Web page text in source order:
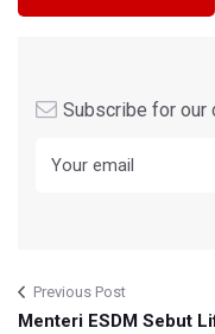
Subscribe for our
Previous Post
Menteri ESDM Sebut